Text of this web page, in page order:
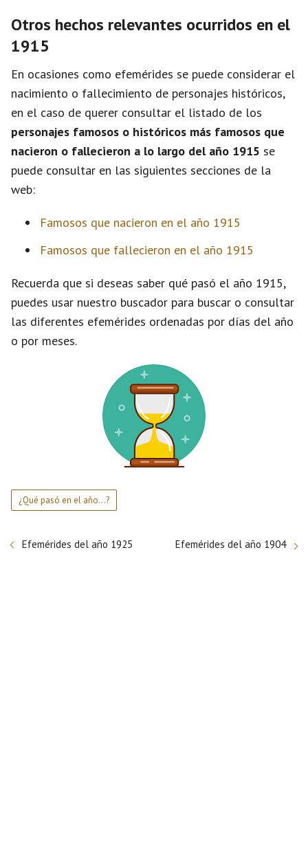
Otros hechos relevantes ocurridos en el
1915
En ocasiones como efemérides se puede considerar el
nacimiento o fallecimiento de personajes históricos,
en el caso de querer consultar el listado de los
personajes famosos o históricos más famosos que
nacieron o fallecieron a lo largo del año 1915 se
puede consultar en las siguientes secciones de la
web:
Famosos que nacieron en el año 1915
Famosos que fallecieron en el año 1915
Recuerda que si deseas saber qué pasó el año 1915,
puedes usar nuestro buscador para buscar o consultar
las diferentes efemérides ordenadas por días del año
o por meses.
¿Qué pasó en el año...?
Efemérides del año 1925 Efemérides del año 1904